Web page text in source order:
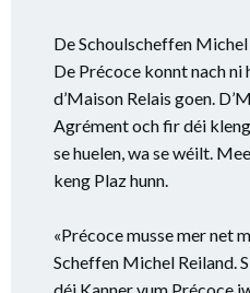
De Schoulscheffen
De Précoce konnt nach ni
d’Maison Relais goen.
Agrément och fir déi
se huelen, wa se wéilt.
keng Plaz hunn.
«Précoce musse mer net
Scheffen Michel Reiland.